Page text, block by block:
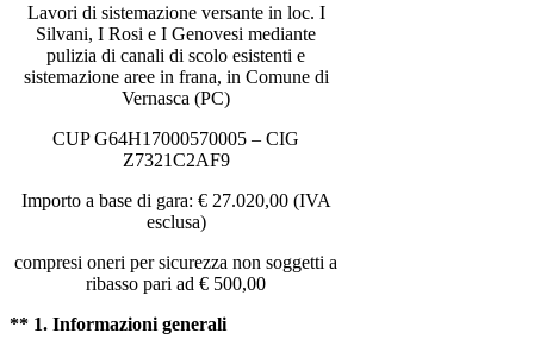
Lavori di sistemazione versante in loc. I
Silvani, I Rosi e I Genovesi mediante
pulizia di canali di scolo esistenti e
sistemazione aree in frana, in Comune di
Vernasca (PC)
CUP G64H17000570005 – CIG
Z7321C2AF9
Importo a base di gara: € 27.020,00 (IVA
esclusa)
compresi oneri per sicurezza non soggetti a
ribasso pari ad € 500,00
** 1. Informazioni generali